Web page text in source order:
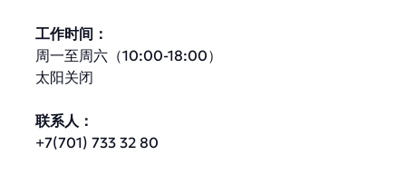
工作时间：
周一至周六（10:00-18:00）
太阳关闭
联系人：
+7(701) 733 32 80